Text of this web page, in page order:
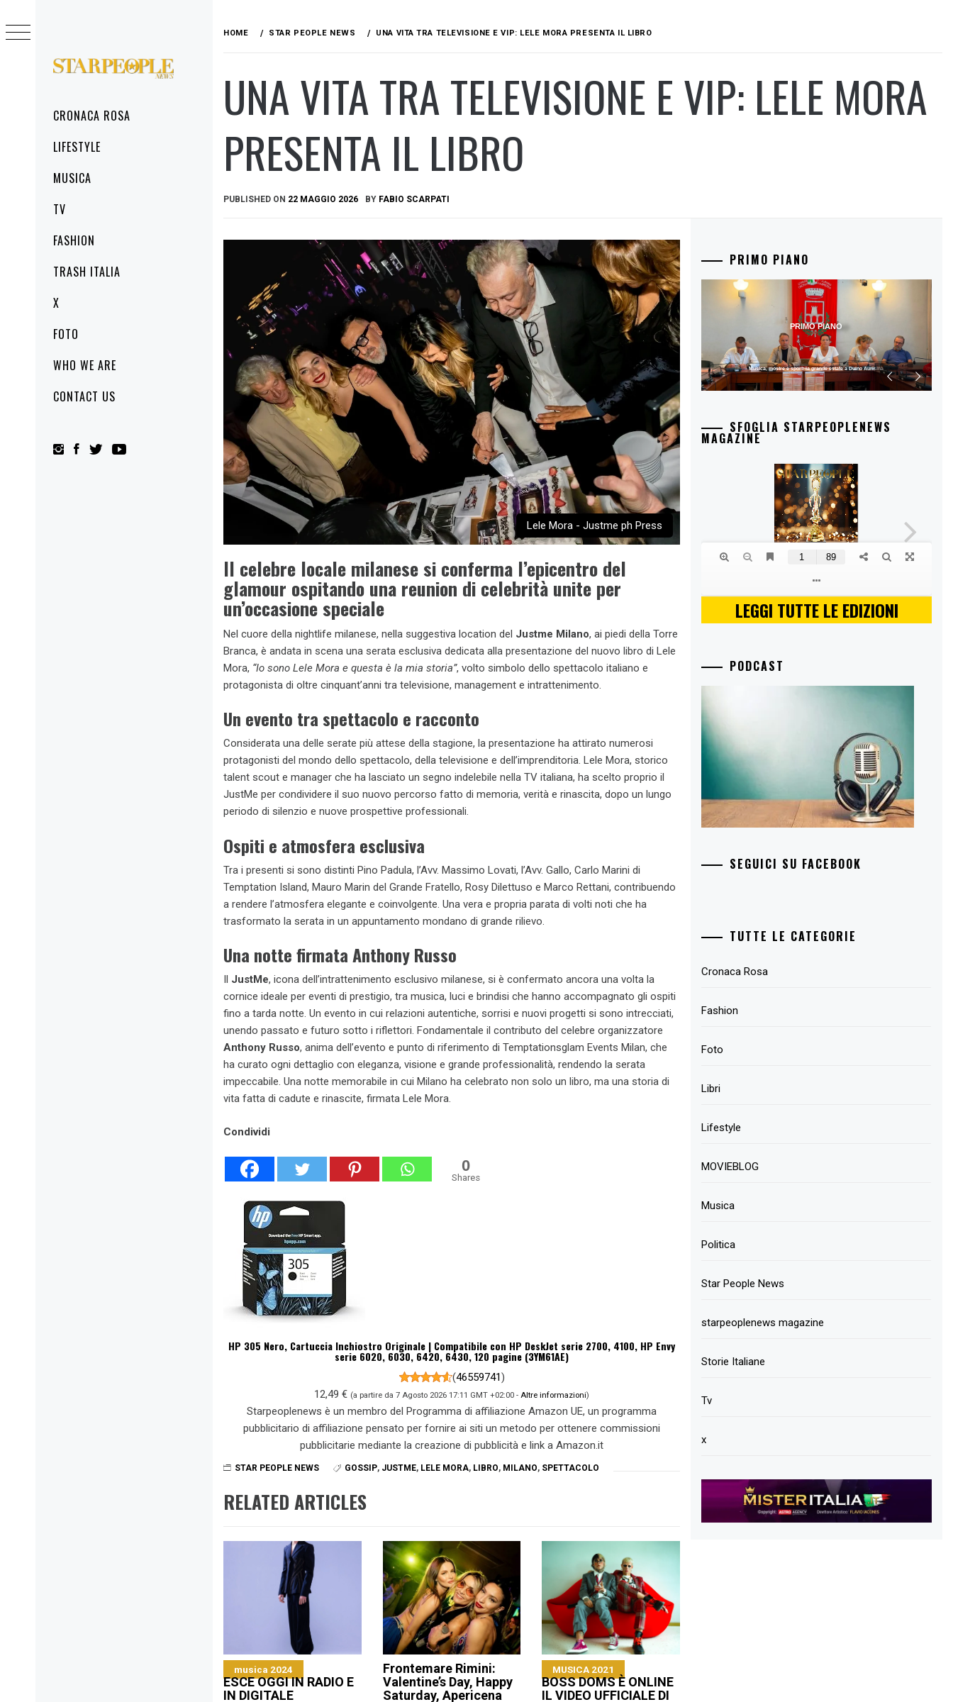
STARPEOPLENEWS
MenuCRONACA ROSA
LIFESTYLE
MUSICA
TV
FASHION
TRASH ITALIA
X
FOTO
WHO WE ARE
CONTACT US
to
content
HOME STAR PEOPLE NEWS UNA VITA TRA TELEVISIONE E VIP: LELE MORA PRESENTA IL LIBRO
UNA VITA TRA TELEVISIONE E VIP: LELE MORA
PRESENTA IL LIBRO
PUBLISHED ON 22 MAGGIO 2026 BY FABIO SCARPATI
Lele Mora - Justme ph Press
Il celebre locale milanese si conferma l’epicentro del
glamour ospitando una reunion di celebrità unite per
un’occasione speciale
Nel cuore della nightlife milanese, nella suggestiva location del Justme Milano, ai piedi della Torre
Branca, è andata in scena una serata esclusiva dedicata alla presentazione del nuovo libro di Lele
Mora, “Io sono Lele Mora e questa è la mia storia”, volto simbolo dello spettacolo italiano e
protagonista di oltre cinquant’anni tra televisione, management e intrattenimento.
Un evento tra spettacolo e racconto
Considerata una delle serate più attese della stagione, la presentazione ha attirato numerosi
protagonisti del mondo dello spettacolo, della televisione e dell’imprenditoria. Lele Mora, storico
talent scout e manager che ha lasciato un segno indelebile nella TV italiana, ha scelto proprio il
JustMe per condividere il suo nuovo percorso fatto di memoria, verità e rinascita, dopo un lungo
periodo di silenzio e nuove prospettive professionali.
Ospiti e atmosfera esclusiva
Tra i presenti si sono distinti Pino Padula, l’Avv. Massimo Lovati, l’Avv. Gallo, Carlo Marini di
Temptation Island, Mauro Marin del Grande Fratello, Rosy Dilettuso e Marco Rettani, contribuendo
a rendere l’atmosfera elegante e coinvolgente. Una vera e propria parata di volti noti che ha
trasformato la serata in un appuntamento mondano di grande rilievo.
Una notte firmata Anthony Russo
Il JustMe, icona dell’intrattenimento esclusivo milanese, si è confermato ancora una volta la
cornice ideale per eventi di prestigio, tra musica, luci e brindisi che hanno accompagnato gli ospiti
fino a tarda notte. Un evento in cui relazioni autentiche, sorrisi e nuovi progetti si sono intrecciati,
unendo passato e futuro sotto i riflettori. Fondamentale il contributo del celebre organizzatore
Anthony Russo, anima dell’evento e punto di riferimento di Temptationsglam Events Milan, che
ha curato ogni dettaglio con eleganza, visione e grande professionalità, rendendo la serata
impeccabile. Una notte memorabile in cui Milano ha celebrato non solo un libro, ma una storia di
vita fatta di cadute e rinascite, firmata Lele Mora.
Condividi
0
Shares
HP 305 Nero, Cartuccia Inchiostro Originale | Compatibile con HP DeskJet serie 2700, 4100, HP Envy
serie 6020, 6030, 6420, 6430, 120 pagine (3YM61AE)
(46559741)
12,49 € (a partire da 7 Agosto 2026 17:11 GMT +02:00 - Altre informazioni)
Starpeoplenews è un membro del Programma di affiliazione Amazon UE, un programma
pubblicitario di affiliazione pensato per fornire ai siti un metodo per ottenere commissioni
pubblicitarie mediante la creazione di pubblicità e link a Amazon.it
STAR PEOPLE NEWS GOSSIP, JUSTME, LELE MORA, LIBRO, MILANO, SPETTACOLO
RELATED ARTICLES
musica 2024
ESCE OGGI IN RADIO E
IN DIGITALE
Frontemare Rimini:
Valentine’s Day, Happy
Saturday, Apericena
MUSICA 2021
BOSS DOMS È ONLINE
IL VIDEO UFFICIALE DI
PRIMO PIANO
Musica, mostre e sport: la grande estate a Duino Aurisina
PRIMO PIANO
SFOGLIA STARPEOPLENEWS
MAGAZINE
LEGGI TUTTE LE EDIZIONI
PODCAST
SEGUICI SU FACEBOOK
TUTTE LE CATEGORIE
Cronaca Rosa
Fashion
Foto
Libri
Lifestyle
MOVIEBLOG
Musica
Politica
Star People News
starpeoplenews magazine
Storie Italiane
Tv
x